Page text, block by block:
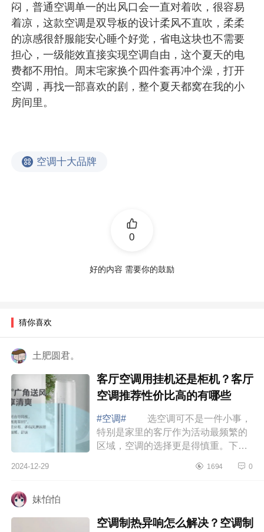
闷，普通空调单一的出风口会一直对着吹，很容易
着凉，这款空调是双导板的设计柔风不直吹，柔柔
的凉感很舒服能安心睡个好觉，省电这块也不需要
担心，一级能效直接实现空调自由，这个夏天的电
费都不用怕。周末宅家换个四件套再冲个澡，打开
空调，再找一部喜欢的剧，整个夏天都窝在我的小
房间里。
空调十大品牌
0
好的内容 需要你的鼓励
猜你喜欢
土肥圆君。
客厅空调用挂机还是柜机？客厅
空调推荐性价比高的有哪些
#空调#
选空调可不是一件小事，
特别是家里的客厅作为活动最频繁的
区域，空调的选择更是得慎重。下面
是柜机？客厅空调推荐性价比高的有
2024-12-29 1694 0
妹怕怕
空调制热异响怎么解决？空调制